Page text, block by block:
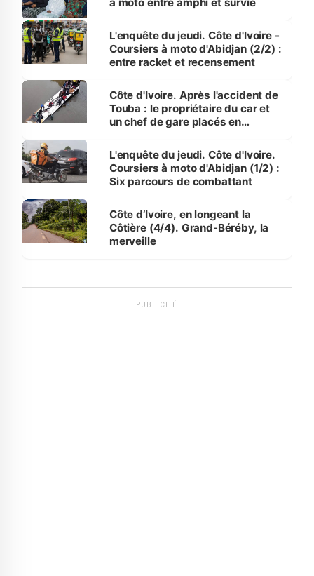
L'enquête du jeudi. Côte d'Ivoire -
Coursiers à moto d'Abidjan (2/2) :
entre racket et recensement
Côte d'Ivoire. Après l'accident de
Touba : le propriétaire du car et
un chef de gare placés en
L'enquête du jeudi. Côte d'Ivoire.
Coursiers à moto d'Abidjan (1/2) :
Six parcours de combattant
Côte d’Ivoire, en longeant la
Côtière (4/4). Grand-Béréby, la
merveille
PUBLICITÉ